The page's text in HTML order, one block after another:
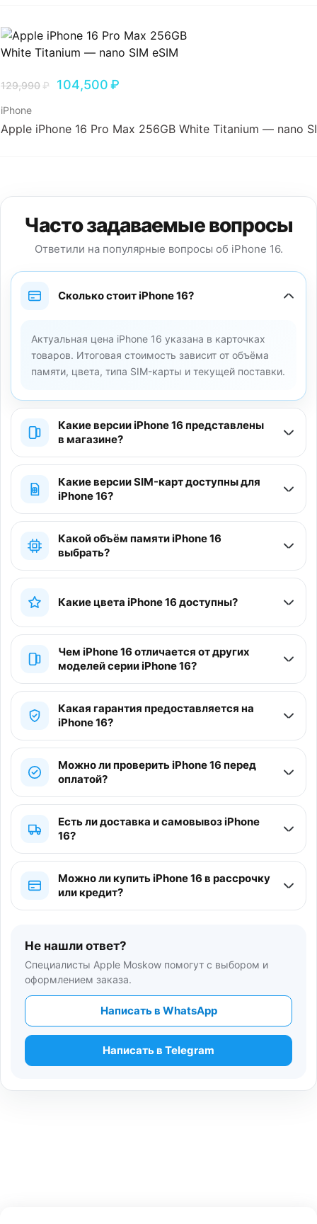
129,990₽ 104,500₽
iPhone
Apple iPhone 16 Pro Max 256GB White Titanium — nano
Часто задаваемые вопросы
Ответили на популярные вопросы об iPhone 16.
Сколько стоит iPhone 16?
Актуальная цена iPhone 16 указана в карточках
товаров. Итоговая стоимость зависит от объёма
памяти, цвета, типа SIM-карты и текущей поставки.
Какие версии iPhone 16 представлены
в магазине?
Какие версии SIM-карт доступны для
iPhone 16?
Какой объём памяти iPhone 16
выбрать?
Какие цвета iPhone 16 доступны?
Чем iPhone 16 отличается от других
моделей серии iPhone 16?
Какая гарантия предоставляется на
iPhone 16?
Можно ли проверить iPhone 16 перед
оплатой?
Есть ли доставка и самовывоз iPhone
16?
Можно ли купить iPhone 16 в рассрочку
или кредит?
Не нашли ответ?
Специалисты Apple Moskow помогут с выбором и
оформлением заказа.
Написать в WhatsApp
Написать в Telegram